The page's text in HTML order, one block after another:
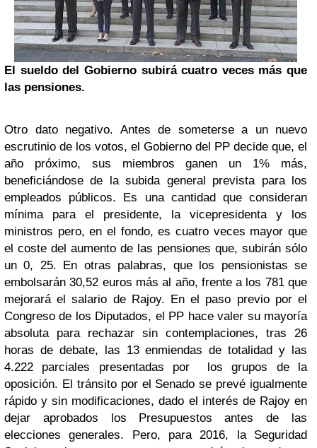
El sueldo del Gobierno subirá cuatro veces más que
las pensiones.
Otro dato negativo. Antes de someterse a un nuevo
escrutinio de los votos, el Gobierno del PP decide que, el
año próximo, sus miembros ganen un 1% más,
beneficiándose de la subida general prevista para los
empleados públicos. Es una cantidad que consideran
mínima para el presidente, la vicepresidenta y los
ministros pero, en el fondo, es cuatro veces mayor que
el coste del aumento de las pensiones que, subirán sólo
un 0, 25. En otras palabras, que los pensionistas se
embolsarán 30,52 euros más al año, frente a los 781 que
mejorará el salario de Rajoy. En el paso previo por el
Congreso de los Diputados, el PP hace valer su mayoría
absoluta para rechazar sin contemplaciones, tras 26
horas de debate, las 13 enmiendas de totalidad y las
4.222 parciales presentadas por los grupos de la
oposición. El tránsito por el Senado se prevé igualmente
rápido y sin modificaciones, dado el interés de Rajoy en
dejar aprobados los Presupuestos antes de las
elecciones generales. Pero, para 2016, la Seguridad